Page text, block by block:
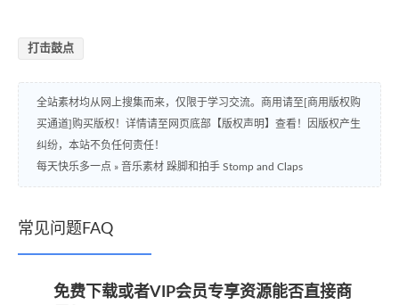
打击鼓点
全站素材均从网上搜集而来，仅限于学习交流。商用请至[商用版权购
买通道]购买版权！详情请至网页底部【版权声明】查看！因版权产生
纠纷，本站不负任何责任！
每天快乐多一点 » 音乐素材 跺脚和拍手 Stomp and Claps
常见问题FAQ
免费下载或者VIP会员专享资源能否直接商